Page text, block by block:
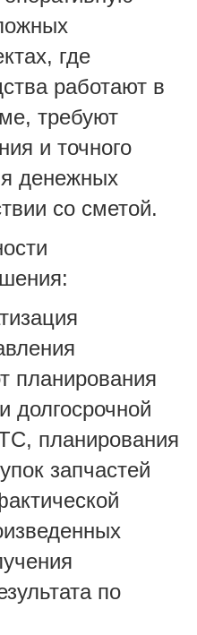
где
работают в
требуют
и точного
денежных
со сметой.
планирования
долгосрочной
планирования
запчастей
по